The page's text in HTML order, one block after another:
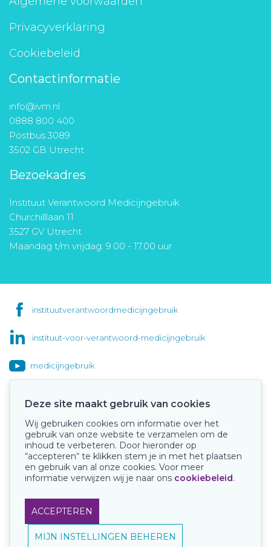
Privacyverklaring
Cookiebeleid
Contactinformatie
info@ivm.nl
0888 800 400
Postbus 3089
3502 GB Utrecht
Bezoekadres
Instituut Verantwoord Medicijngebruik
Churchilllaan 11
3527 GV Utrecht
Maandag t/m vrijdag: 9.00 - 17.00 uur
instituutverantwoordmedicijngebruik
instituut-voor-verantwoord-medicijngebruik
medicijngebruik
Onze keurmerken
Deze site maakt gebruik van cookies
Wij gebruiken cookies om informatie over het
gebruik van onze website te verzamelen om de
inhoud te verbeteren. Door hieronder op
“accepteren“ te klikken stem je in met het plaatsen
en gebruik van al onze cookies. Voor meer
informatie verwijzen wij je naar ons cookiebeleid.
ACCEPTEREN
MIJN INSTELLINGEN BEHEREN